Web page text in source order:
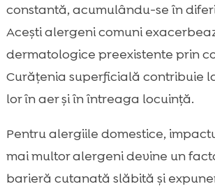
constantă, acumulându-se în
Acești alergeni comuni
dermatologice preexistente prin
Curățenia superficială contribuie
lor în aer și în întreaga locuință.
Pentru alergiile domestice,
mai multor alergeni devine un
barieră cutanată slăbită și